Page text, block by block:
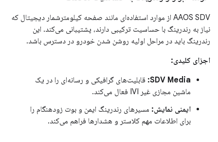
AAOS SDV از موارد استفاده‌ای مانند صفحه کیلومترشمار دیجیتال که
نیاز به رندرینگ با حساسیت ترکیبی دارند، پشتیبانی می‌کند. این
رندرینگ باید در مراحل اولیه روشن شدن خودرو در دسترس باشد.
اجزای کلیدی:
SDV Media: قابلیت‌های گرافیکی و رسانه‌ای را در یک
ماشین مجازی غیر IVI فعال می‌کند.
ایمنی نمایش: مسیرهای رندرینگ ایمن و بوت زودهنگام را
برای اطلاعات مهم کلاستر و هشدارها فراهم می‌کند.